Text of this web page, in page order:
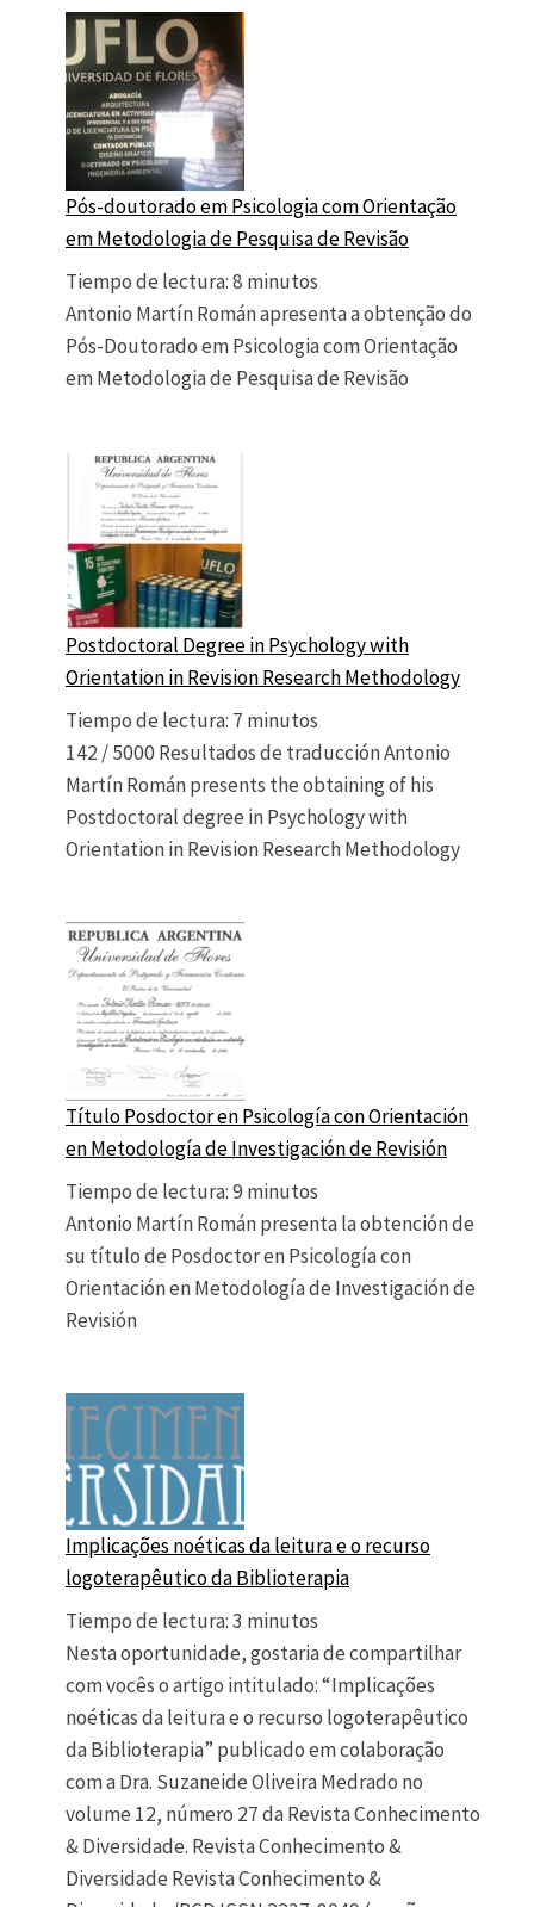
Pós-doutorado em Psicologia com Orientação
em Metodologia de Pesquisa de Revisão
Tiempo de lectura:8 minutos
Antonio Martín Román apresenta a obtenção do
Pós-Doutorado em Psicologia com Orientação
em Metodologia de Pesquisa de Revisão
Postdoctoral Degree in Psychology with
Orientation in Revision Research Methodology
Tiempo de lectura: 7 minutos
142 / 5000 Resultados de traducción Antonio
Martín Román presents the obtaining of his
Postdoctoral degree in Psychology with
Orientation in Revision Research Methodology
Título Posdoctor en Psicología con Orientación
en Metodología de Investigación de Revisión
Tiempo de lectura:9 minutos
Antonio Martín Román presenta la obtención de
su título de Posdoctor en Psicología con
Orientación en Metodología de Investigación de
Revisión
Implicações noéticas da leitura e o recurso
logoterapêutico da Biblioterapia
Tiempo de lectura:3 minutos
Nesta oportunidade, gostaria de compartilhar
com vocês o artigo intitulado: “Implicações
noéticas da leitura e o recurso logoterapêutico
da Biblioterapia” publicado em colaboração
com a Dra. Suzaneide Oliveira Medrado no
volume 12, número 27 da Revista Conhecimento
& Diversidade. Revista Conhecimento &
Diversidade Revista Conhecimento &